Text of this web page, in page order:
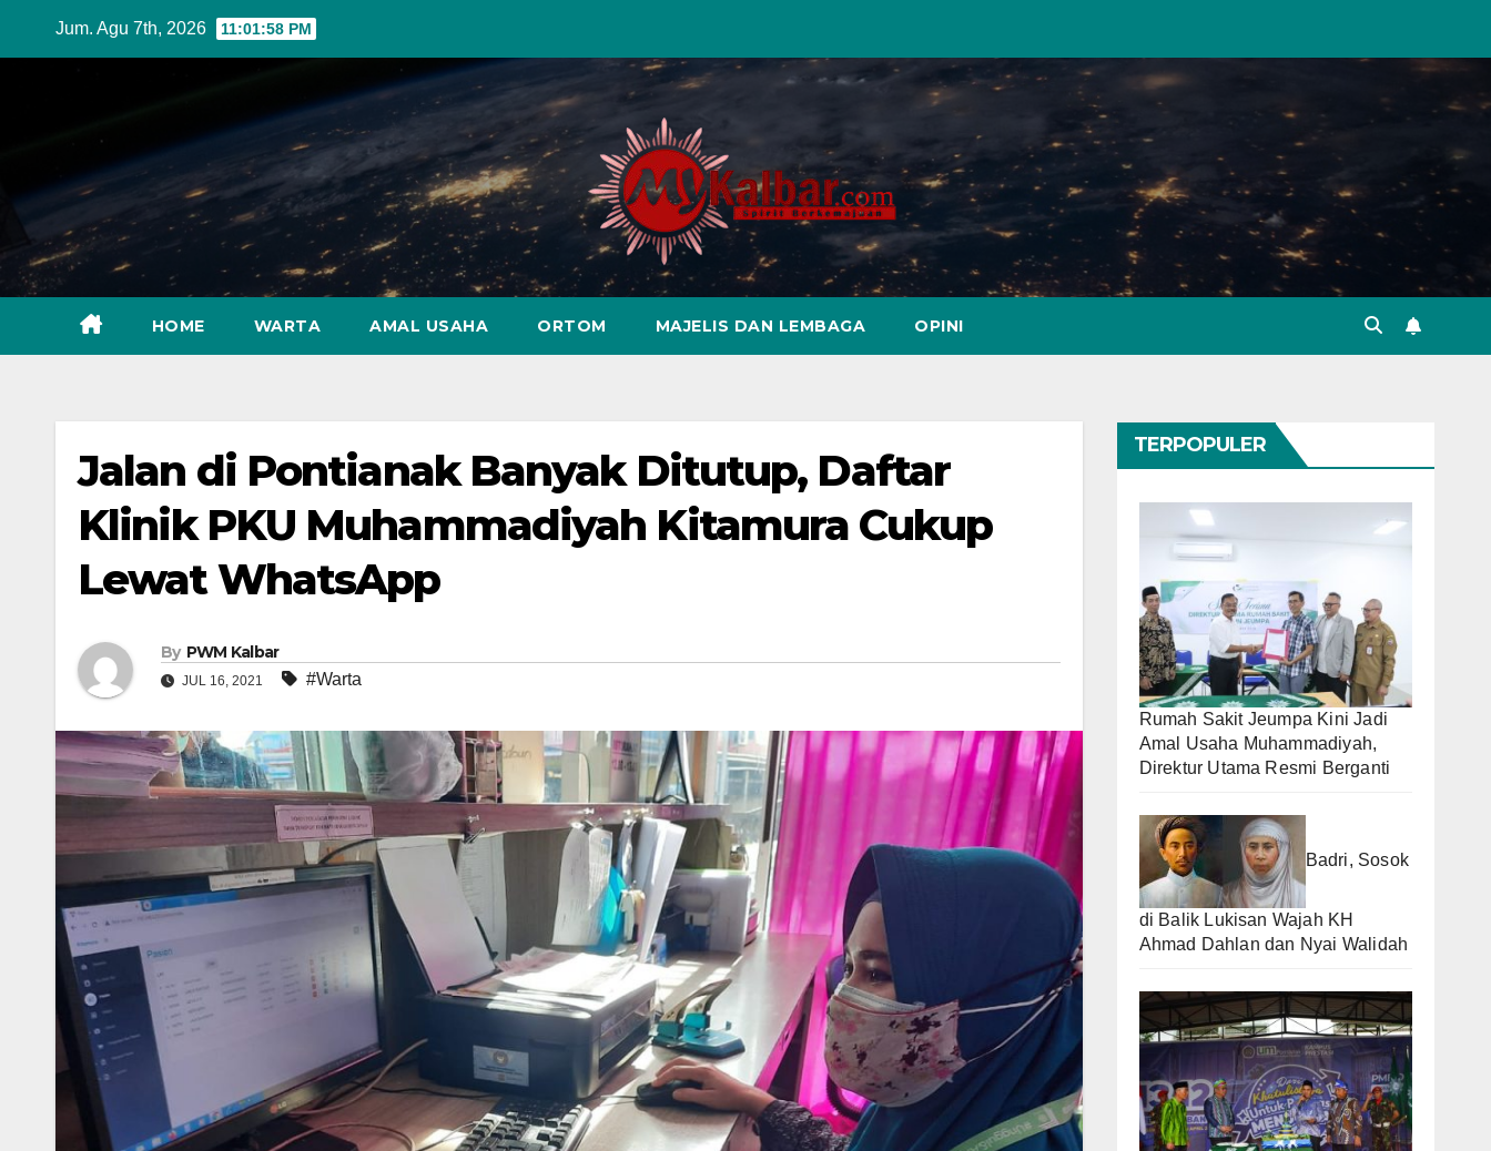
Jum. Agu 7th, 2026 11:01:59 PM
HOME WARTA AMAL USAHA ORTOM MAJELIS DAN LEMBAGA OPINI
Jalan di Pontianak Banyak Ditutup, Daftar
Klinik PKU Muhammadiyah Kitamura Cukup
Lewat WhatsApp
By PWM Kalbar
JUL 16, 2021 #Warta
TERPOPULER
Rumah Sakit Jeumpa Kini Jadi
Amal Usaha Muhammadiyah,
Direktur Utama Resmi Berganti
Badri, Sosok
di Balik Lukisan Wajah KH
Ahmad Dahlan dan Nyai Walidah